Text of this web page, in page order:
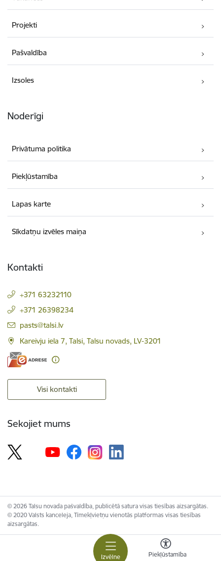
Izvēlne Piekļūstamība
Projekti
Pašvaldība
Izsoles
Noderīgi
Privātuma politika
Piekļūstamība
Lapas karte
Sīkdatņu izvēles maiņa
Kontakti
+371 63232110
+371 26398234
E-pasts:
pasts@talsi.lv
Kareivju iela 7, Talsi, Talsu novads, LV-3201
Visi kontakti
Sekojiet mums
© 2026 Talsu novada pašvaldība, publicētā satura visas tiesības aizsargātas.
© 2020 Valsts kanceleja, Tīmekļvietņu vienotās platformas visas tiesības
aizsargātas.